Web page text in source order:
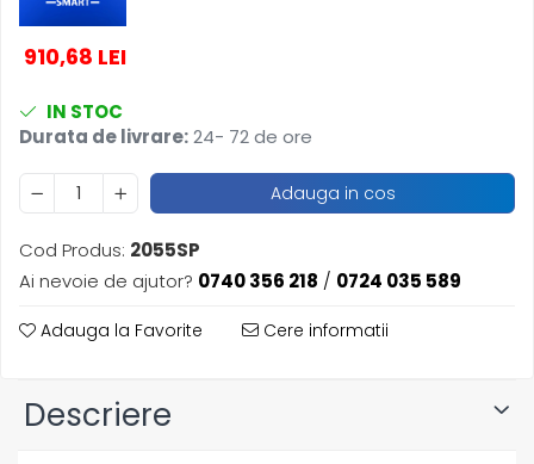
Hartie Copt
Hartie Impachetat
Port Tacam
Pungi Catering
Sacose
Articole din Lemn
Accesorii
Tacamuri
Caserole
Pahare
910,68 LEI
IN STOC
Durata de livrare:24- 72 de ore
Adauga in cos
Cod Produs: 2055SP
Ai nevoie de ajutor? 0740 356 218 / 0724 035 589
Adauga la Favorite Cere informatii
Descriere